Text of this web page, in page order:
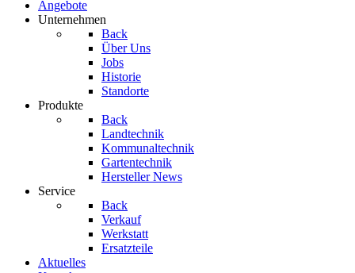
Angebote
Unternehmen
Back
Über Uns
Jobs
Historie
Standorte
Produkte
Back
Landtechnik
Kommunaltechnik
Gartentechnik
Hersteller News
Service
Back
Verkauf
Werkstatt
Ersatzteile
Aktuelles